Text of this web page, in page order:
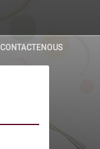
CONTACTENOUS